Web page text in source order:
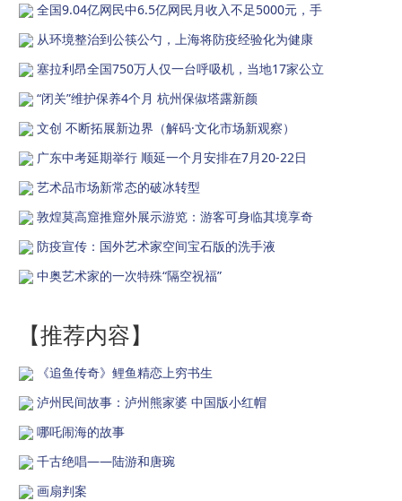
全国9.04亿网民中6.5亿网民月收入不足5000元，手
从环境整治到公筷公勺，上海将防疫经验化为健康
塞拉利昂全国750万人仅一台呼吸机，当地17家公立
“闭关”维护保养4个月 杭州保俶塔露新颜
文创 不断拓展新边界（解码·文化市场新观察）
广东中考延期举行 顺延一个月安排在7月20-22日
艺术品市场新常态的破冰转型
敦煌莫高窟推窟外展示游览：游客可身临其境享奇
防疫宣传：国外艺术家空间宝石版的洗手液
中奥艺术家的一次特殊“隔空祝福”
【推荐内容】
《追鱼传奇》鲤鱼精恋上穷书生
泸州民间故事：泸州熊家婆 中国版小红帽
哪吒闹海的故事
千古绝唱——陆游和唐琬
画扇判案